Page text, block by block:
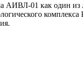
01 как один